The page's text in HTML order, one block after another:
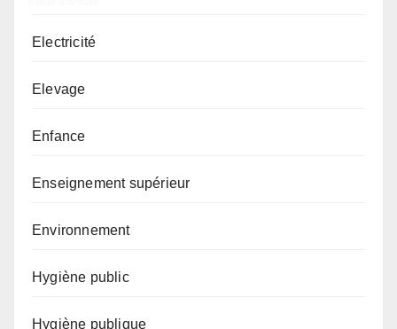
Electricité
Elevage
Enfance
Enseignement supérieur
Environnement
Hygiène public
Hygiène publique